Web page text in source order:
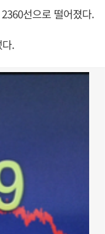
선으로 떨어졌다.
.